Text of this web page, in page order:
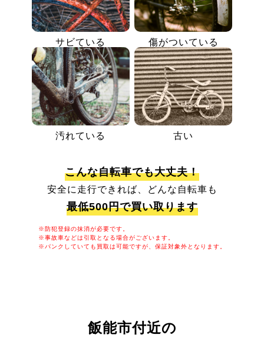
サビている 傷がついている
汚れている 古い
こんな自転車でも大丈夫！
安全に走行できれば、どんな自転車も
最低500円で買い取ります
※防犯登録の抹消が必要です。
※事故車などは引取となる場合がございます。
※パンクしていても買取は可能ですが、保証対象外となります。
飯能市付近の